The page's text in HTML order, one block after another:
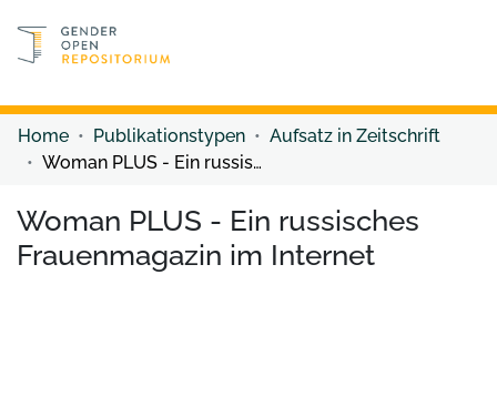
Discover content
Home Publikationstypen
Aufsatz in Zeitschrift
Woman PLUS - Ein russisches Frauenmagazin im Internet
Woman PLUS - Ein russisches
Frauenmagazin im Internet